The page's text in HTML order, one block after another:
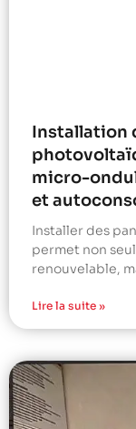
Installation
micro-
et
Installer des
permet non
renouvelable,
Lire la suite »